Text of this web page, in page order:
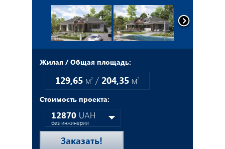
Новости
Статьи
Как заказать
Жилая / Общая площадь:
129,65 м2 / 204,35 м2
Стоимость проекта:
12870 UAH
без инжинерии
17160UAH
с инжинерией
Заказать!